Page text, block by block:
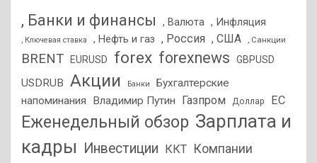
, Банки и финансы , Валюта , Инфляция
, Ключевая ставка , Нефть и газ , Россия , США , Санкции
BRENT EURUSD forex forexnews GBPUSD
USDRUB Акции Банки
Бухгалтерские
напоминания
Владимир Путин Газпром Доллар ЕС
Еженедельный обзор Зарплата и
кадры
Инвестиции ККТ Компании